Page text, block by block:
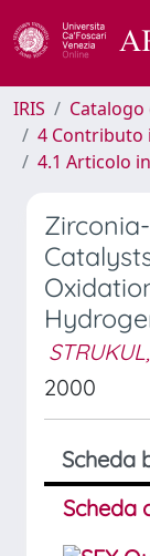
IRIS
4 Contributo
4.1 Articolo
2000
Scheda
Scheda